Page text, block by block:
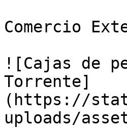
Comercio
![Cajas de
Torrente]
(https://
uploads/